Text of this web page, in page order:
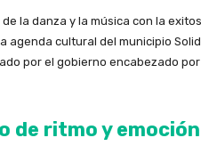
de la danza y la música con la
agenda cultural del municipio
por el gobierno encabezado
de ritmo y emoción